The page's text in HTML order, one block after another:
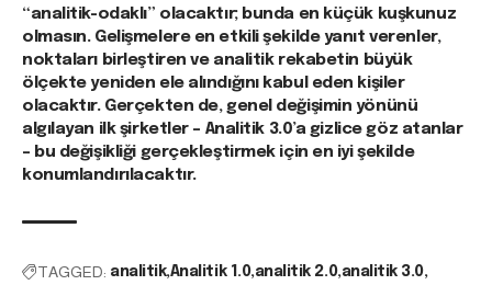
“analitik-odaklı” olacaktır; bunda en küçük kuşkunuz
olmasın. Gelişmelere en etkili şekilde yanıt verenler,
noktaları birleştiren ve analitik rekabetin büyük
ölçekte yeniden ele alındığını kabul eden kişiler
olacaktır. Gerçekten de, genel değişimin yönünü
algılayan ilk şirketler – Analitik 3.0’a gizlice göz atanlar
– bu değişikliği gerçekleştirmek için en iyi şekilde
konumlandırılacaktır.
TAGGED: analitik Analitik 1.0 analitik 2.0 analitik 3.0